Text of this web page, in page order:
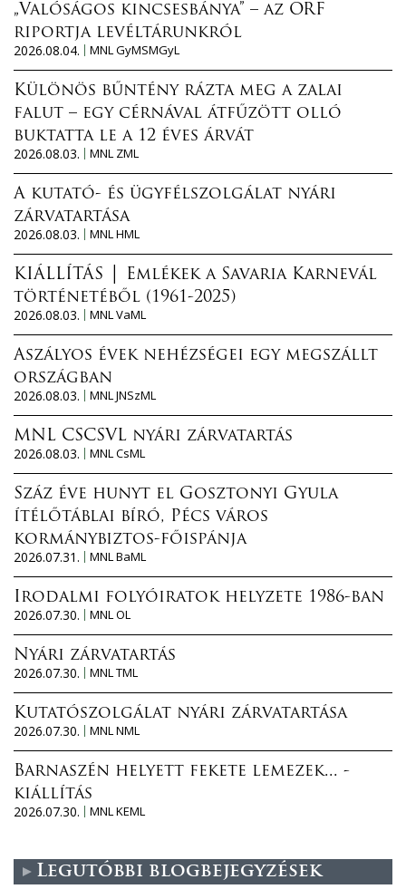
„Valóságos kincsesbánya” – az ORF
riportja levéltárunkról
2026.08.04.
MNL GyMSMGyL
Különös bűntény rázta meg a zalai
falut – egy cérnával átfűzött olló
buktatta le a 12 éves árvát
2026.08.03.
MNL ZML
A kutató- és ügyfélszolgálat nyári
zárvatartása
2026.08.03.
MNL HML
KIÁLLÍTÁS │ Emlékek a Savaria Karnevál
történetéből (1961-2025)
2026.08.03.
MNL VaML
Aszályos évek nehézségei egy megszállt
országban
2026.08.03.
MNL JNSzML
MNL CSCSVL nyári zárvatartás
2026.08.03.
MNL CsML
Száz éve hunyt el Gosztonyi Gyula
ítélőtáblai bíró, Pécs város
kormánybiztos-főispánja
2026.07.31.
MNL BaML
Irodalmi folyóiratok helyzete 1986-ban
2026.07.30.
MNL OL
Nyári zárvatartás
2026.07.30.
MNL TML
Kutatószolgálat nyári zárvatartása
2026.07.30.
MNL NML
Barnaszén helyett fekete lemezek... -
kiállítás
2026.07.30.
MNL KEML
Legutóbbi blogbejegyzések